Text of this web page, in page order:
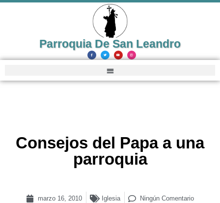
Parroquia De San Leandro
Consejos del Papa a una
parroquia
marzo 16, 2010 Iglesia Ningún Comentario